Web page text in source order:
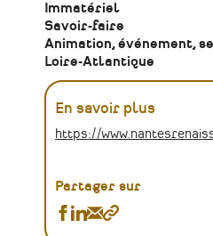
Immatériel
Savoir-faire
Animation, événement,
Loire-Atlantique
En savoir plus
https://
Partager sur
Partager
Partager
Partager